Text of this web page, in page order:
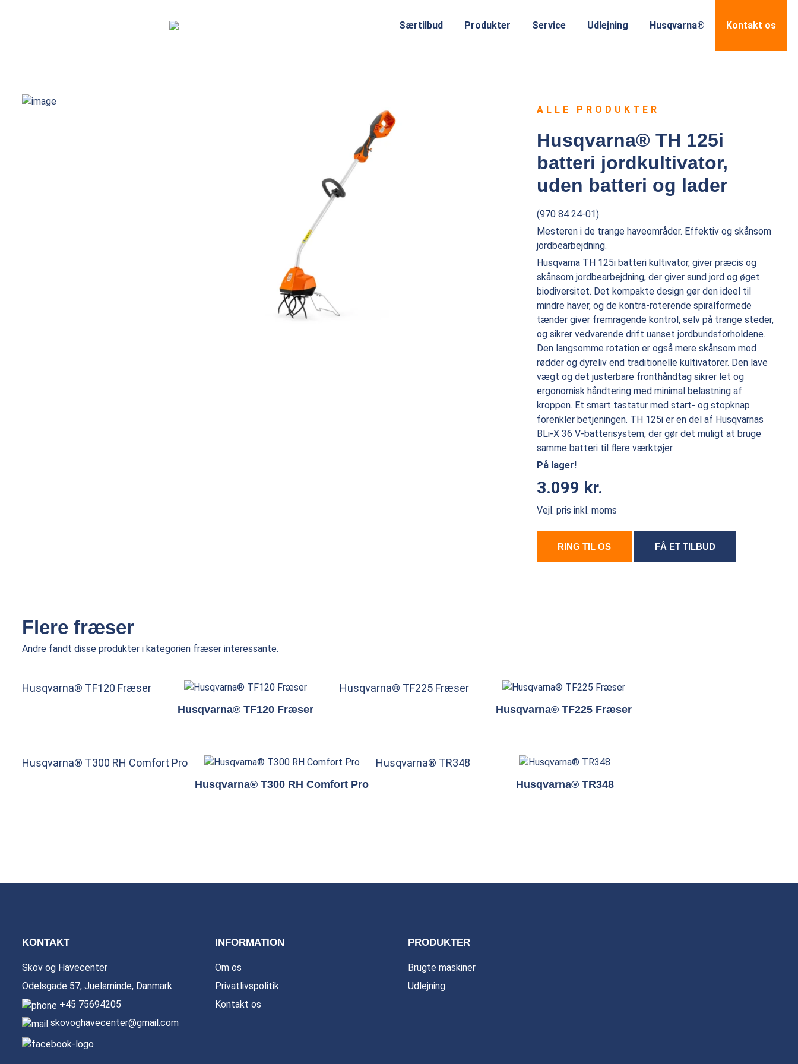
Særtilbud Produkter Service Udlejning Husqvarna® Kontakt os
ALLE PRODUKTER
Husqvarna® TH 125i
batteri jordkultivator,
uden batteri og lader
(970 84 24-01)
Mesteren i de trange haveområder. Effektiv og skånsom
jordbearbejdning.
Husqvarna TH 125i batteri kultivator, giver præcis og
skånsom jordbearbejdning, der giver sund jord og øget
biodiversitet. Det kompakte design gør den ideel til
mindre haver, og de kontra-roterende spiralformede
tænder giver fremragende kontrol, selv på trange steder,
og sikrer vedvarende drift uanset jordbundsforholdene.
Den langsomme rotation er også mere skånsom mod
rødder og dyreliv end traditionelle kultivatorer. Den lave
vægt og det justerbare fronthåndtag sikrer let og
ergonomisk håndtering med minimal belastning af
kroppen. Et smart tastatur med start- og stopknap
forenkler betjeningen. TH 125i er en del af Husqvarnas
BLi-X 36 V-batterisystem, der gør det muligt at bruge
samme batteri til flere værktøjer.
På lager!
3.099 kr.
Vejl. pris inkl. moms
RING TIL OS FÅ ET TILBUD
Flere fræser
Andre fandt disse produkter i kategorien fræser interessante.
Husqvarna® TF120 Fræser
Husqvarna® TF120 Fræser
Husqvarna® TF225 Fræser
Husqvarna® TF225 Fræser
Husqvarna® T300 RH Comfort Pro
Husqvarna® T300 RH Comfort Pro
Husqvarna® TR348
Husqvarna® TR348
KONTAKT
Skov og Havecenter
Odelsgade 57, Juelsminde, Danmark
+45 75694205
skovoghavecenter@gmail.com
INFORMATION
Om os
Privatlivspolitik
Kontakt os
PRODUKTER
Brugte maskiner
Udlejning